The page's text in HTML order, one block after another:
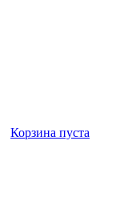
Корзина пуста